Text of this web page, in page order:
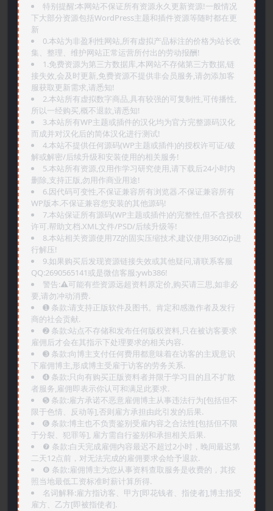
特别提醒:本网站不保证所有资源永久更新资源!一般情况
下大部分资源包括WordPress主题和插件资源等随时都在更
新
0.本站为非盈利性网站,所有虚拟产品标注的价格为站长收
集、整理、维护网站正常运营所付出的劳动报酬!
1.免费资源为第三方数据库,本网站不存储第三方数据,链
接失效,会及时更新,免费资源不提供非会员服务,请勿添加客
服获取更新需求,请悉知!
2.本站所有虚拟数字商品,具有较强的可复制性,可传播性,
所以一经购买,概不退款,请悉知!
3.本站所有WP主题或插件的汉化均为官方完整源码汉化
而成并对汉化后的简体汉化进行测试!
4.本站不提供任何源码(WP主题或插件)的授权许可证/破
解或解密/后续升级和安装使用的相关服务!
5.本站所有资源,仅用作学习研究使用,请下载后24小时内
删除,支持正版,勿用作商业用途!
6.因代码可变性,不保证兼容所有浏览器.不保证兼容所有
WP版本.不保证兼容您安装的其他源码!
7.本站保证所有源码(WP主题或插件)的完整性,但不含授权
许可.帮助文档.XML文件/PSD/后续升级等!
8.本站相关资源使用7Z的固实压缩技术,建议使用360Zip进
行解压!
9.如果购买后发现资源链接失效或其他疑问,请联系客服
QQ:2690565141或是微信客服:ywb386!
警告:⚠️可能有些资源远超资料原定价,购买请三思,如非必
要,请勿冲动消费.
➊️ 条款:请支持正版软件及图书。肯定和感激作者及发行
商的社会贡献.
➋️ 条款:站点不存储和发布任何版权资料,只在被访客要求
雇佣后才会在其指示下处理要求的相关内容.
➌️ 条款:向博主支付任何费用都意味着在访客的主观意识
下雇佣博主,形成博主受雇于访客的劳务关系.
➍️ 条款:只向有购买正版资料者并限于学习目的且不扩散
者服务,雇佣即表示你认可和满足此要求.
➎ 条款:雇方承诺不恶意雇佣博主从事违法行为[包括但不
限于色情、反动等],否则雇方承担由此引发的后果.
➏️ 条款:博主也不负责鉴别受雇内容之合法性[包括但不限
于分裂、犯罪等], 雇方需自行鉴别和承担相关后果.
❼ 条款:白天完成雇佣内容最迟不超过2小时，晚间最迟第
二天12点前，对无法完成的雇佣要求会给予退款.
❽ 条款:雇佣博主为您从事资料查取服务是收费的，其按
照当地最低工资标准时薪计算所得.
名词解释:雇方指访客、甲方[即花钱者、指使者],博主指受
雇方、乙方[即被指使者].